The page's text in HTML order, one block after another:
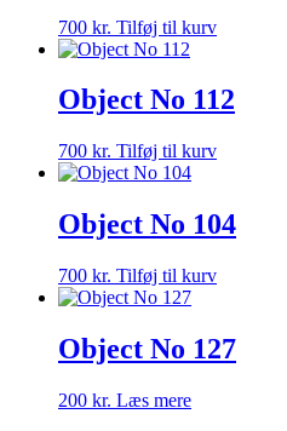
700 kr. Tilføj til kurv
Object No 112
700 kr. Tilføj til kurv
Object No 104
700 kr. Tilføj til kurv
Object No 127
200 kr. Læs mere